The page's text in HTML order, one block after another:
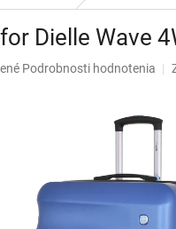
Dielle Wave
Podrobnosti hodnotenia